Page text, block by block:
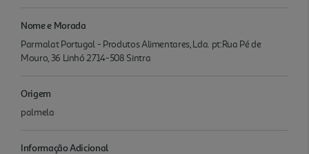
Nome e Morada
Parmalat Portugal - Produtos Alimentares, Lda. pt:Rua Pé de
Mouro, 36 Linhó 2714-508 Sintra
Origem
palmela
Informação Adicional